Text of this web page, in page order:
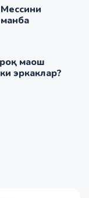
маош
эркаклар?